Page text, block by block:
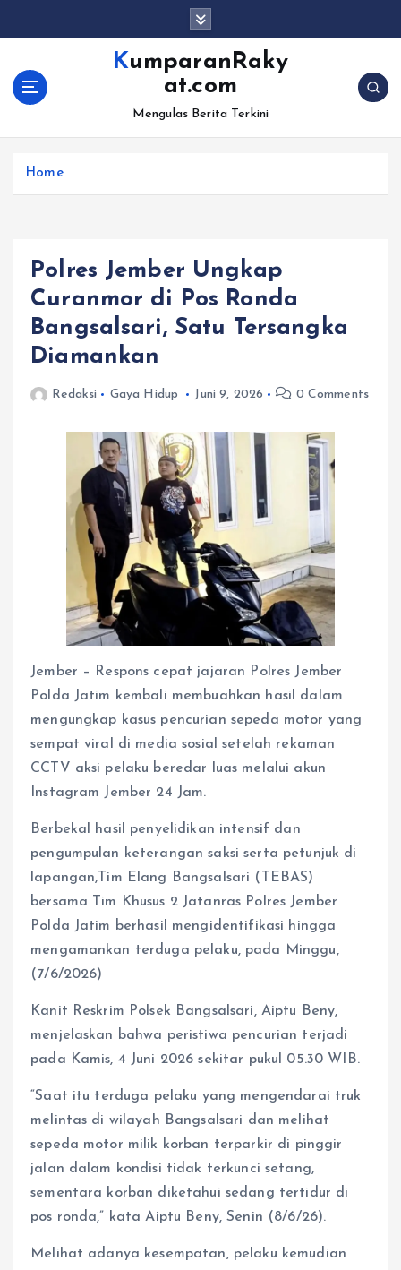
KumparanRaky
at.com
Mengulas Berita Terkini
Home
Polres Jember Ungkap
Curanmor di Pos Ronda
Bangsalsari, Satu Tersangka
Diamankan
Redaksi Gaya Hidup Juni 9, 2026 0 Comments
Jember – Respons cepat jajaran Polres Jember
Polda Jatim kembali membuahkan hasil dalam
mengungkap kasus pencurian sepeda motor yang
sempat viral di media sosial setelah rekaman
CCTV aksi pelaku beredar luas melalui akun
Instagram Jember 24 Jam.
Berbekal hasil penyelidikan intensif dan
pengumpulan keterangan saksi serta petunjuk di
lapangan,Tim Elang Bangsalsari (TEBAS)
bersama Tim Khusus 2 Jatanras Polres Jember
Polda Jatim berhasil mengidentifikasi hingga
mengamankan terduga pelaku, pada Minggu,
(7/6/2026)
Kanit Reskrim Polsek Bangsalsari, Aiptu Beny,
menjelaskan bahwa peristiwa pencurian terjadi
pada Kamis, 4 Juni 2026 sekitar pukul 05.30 WIB.
“Saat itu terduga pelaku yang mengendarai truk
melintas di wilayah Bangsalsari dan melihat
sepeda motor milik korban terparkir di pinggir
jalan dalam kondisi tidak terkunci setang,
sementara korban diketahui sedang tertidur di
pos ronda,” kata Aiptu Beny, Senin (8/6/26).
Melihat adanya kesempatan, pelaku kemudian